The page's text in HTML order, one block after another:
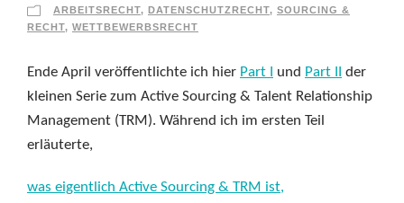
ARBEITSRECHT, DATENSCHUTZRECHT, SOURCING &
RECHT, WETTBEWERBSRECHT
Ende April veröffentlichte ich hier Part I und Part II
der
kleinen Serie zum Active Sourcing & Talent Relationship
Management (TRM). Während ich im ersten Teil
erläuterte,
was eigentlich Active Sourcing & TRM ist,